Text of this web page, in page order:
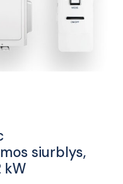
siurblys,
kW